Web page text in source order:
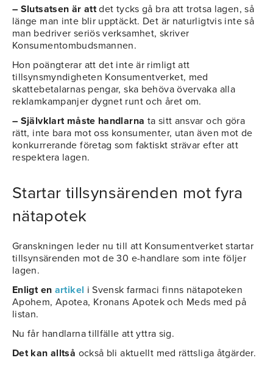
– Slutsatsen är attdet tycks gå bra att trotsa lagen, så
länge man inte blir upptäckt. Det är naturligtvis inte så
man bedriver seriös verksamhet, skriver
Konsumentombudsmannen.
Hon poängterar att det inte är rimligt att
tillsynsmyndigheten Konsumentverket, med
skattebetalarnas pengar, ska behöva övervaka alla
reklamkampanjer dygnet runt och året om.
– Självklart måste handlarna ta sitt ansvar och göra
rätt, inte bara mot oss konsumenter, utan även mot de
konkurrerande företag som faktiskt strävar efter att
respektera lagen.
Startar tillsynsärenden mot fyra
nätapotek
Granskningen leder nu till att Konsumentverket startar
tillsynsärenden mot de 30 e-handlare som inte följer
lagen.
Enligt en artikel i Svensk farmaci finns nätapoteken
Apohem, Apotea, Kronans Apotek och Meds med på
listan.
Nu får handlarna tillfälle att yttra sig.
Det kan alltså också bli aktuellt med rättsliga åtgärder.